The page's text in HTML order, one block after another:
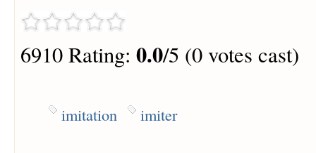
6910 Rating: 0.0/5 (0 votes cast)
imitation imiter